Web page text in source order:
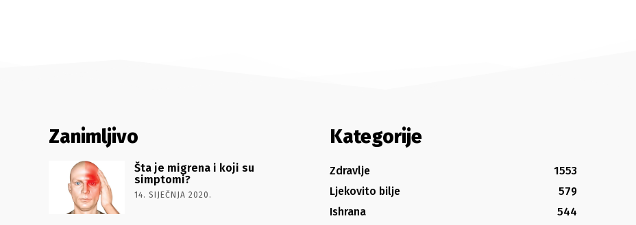
Zanimljivo
Šta je migrena i koji su
simptomi?
14. SIJEČNJA 2020.
Kategorije
Zdravlje
1553
Ljekovito bilje
579
Ishrana
544